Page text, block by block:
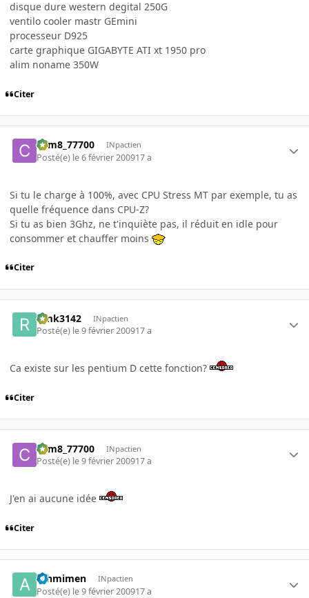
disque dure western degital 250G
ventilo cooler mastr GEmini
processeur D925
carte graphique GIGABYTE ATI xt 1950 pro
alim noname 350W
Citer
com8_77700 INpactien
Posté(e) le 6 février 200917 a
Si tu le charge à 100%, avec CPU Stress MT par exemple, tu as
quelle fréquence dans CPU-Z?
Si tu as bien 3Ghz, ne t'inquiète pas, il réduit en idle pour
consommer et chauffer moins
Citer
rimk3142 INpactien
Posté(e) le 9 février 200917 a
Ca existe sur les pentium D cette fonction?
Citer
com8_77700 INpactien
Posté(e) le 9 février 200917 a
J'en ai aucune idée
Citer
athmimen INpactien
Posté(e) le 9 février 200917 a